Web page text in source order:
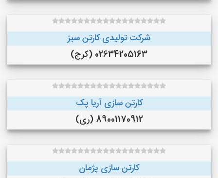
شرکت تولیدی کارتن سبز
02634205163 (کرج)
کارتن سازی آریا پک
89001170912 (ری)
کارتن سازی پژمان